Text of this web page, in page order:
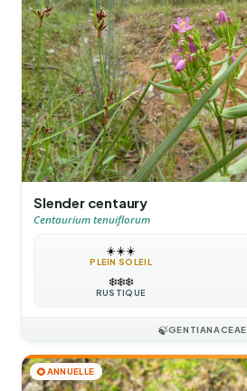
Slender centaury
Centaurium tenuiflorum
☀️☀️☀️
PLEIN SOLEIL
❄️❄️❄️
RUSTIQUE
🍃GENTIANACEAE
🌻ANNUELLE